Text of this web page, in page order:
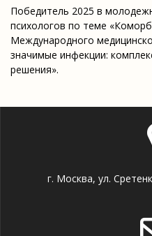
Победитель 2025 в
психологов по теме
Международного
значимые инфекции:
решения».
г. Москва, ул.